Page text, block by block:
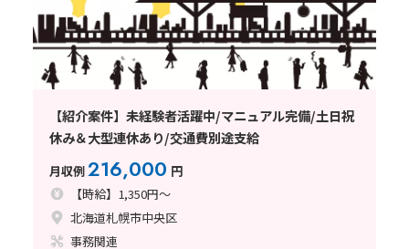
【紹介案件】未経験者活躍中/マニュアル完備/土日祝
休み＆大型連休あり/交通費別途支給
月収例216,000 円
【時給】1,350円～
北海道札幌市中央区
事務関連